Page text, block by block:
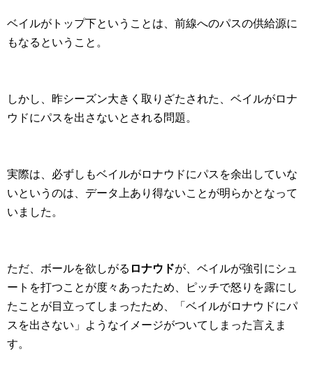
ベイルがトップ下ということは、前線へのパスの供給源に
もなるということ。
しかし、昨シーズン大きく取りざたされた、ベイルがロナ
ウドにパスを出さないとされる問題。
実際は、必ずしもベイルがロナウドにパスを余出していな
いというのは、データ上あり得ないことが明らかとなって
いました。
ただ、ボールを欲しがる ロナウドが、ベイルが強引にシュ
ートを打つことが度々あったため、ピッチで怒りを露にし
たことが目立ってしまったため、「ベイルがロナウドにパ
スを出さない」ようなイメージがついてしまった言えま
す。